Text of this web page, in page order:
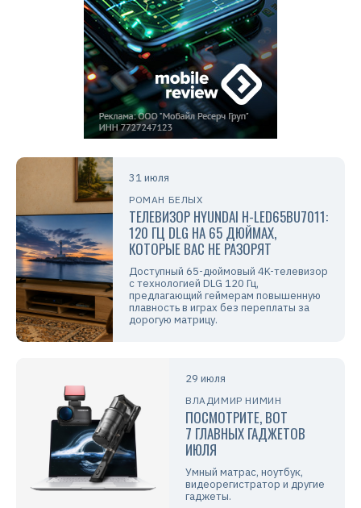
31 июля
РОМАН БЕЛЫХ
ТЕЛЕВИЗОР HYUNDAI H-LED65BU7011:
120 ГЦ DLG НА 65 ДЮЙМАХ,
КОТОРЫЕ ВАС НЕ РАЗОРЯТ
Доступный 65-дюймовый 4K-телевизор
с технологией DLG 120 Гц,
предлагающий геймерам повышенную
плавность в играх без переплаты за
дорогую матрицу.
29 июля
ВЛАДИМИР НИМИН
ПОСМОТРИТЕ, ВОТ
7 ГЛАВНЫХ ГАДЖЕТОВ
ИЮЛЯ
Умный матрас, ноутбук,
видеорегистратор и другие
гаджеты.